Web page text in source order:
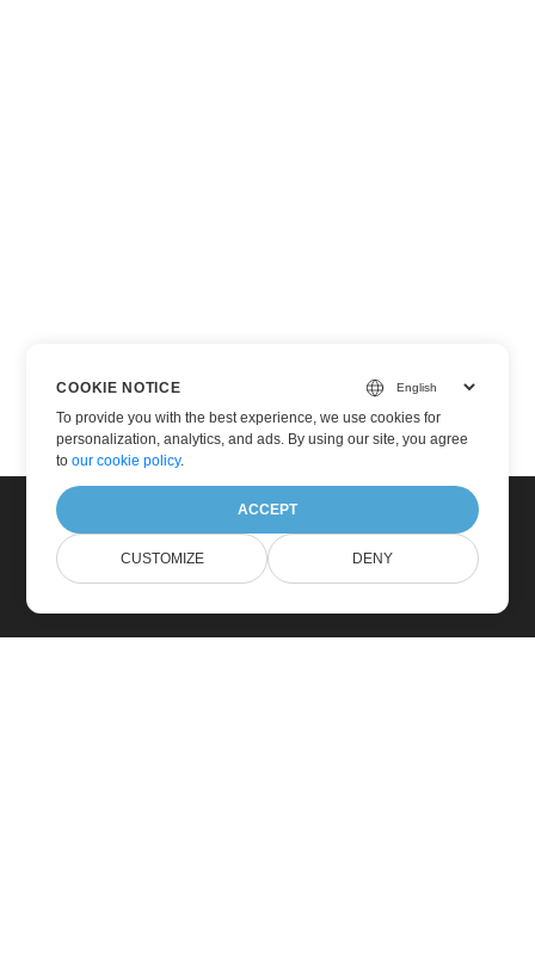
COOKIE NOTICE
To provide you with the best experience, we use cookies for
personalization, analytics, and ads. By using our site, you agree
toour cookie policy.
ACCEPT
CUSTOMIZE DENY